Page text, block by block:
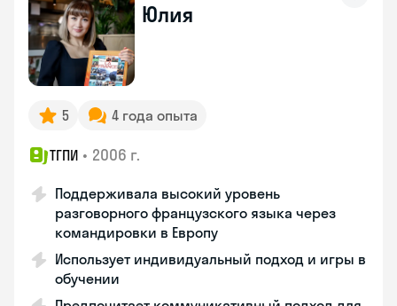
Юлия
5 4 года опыта
ТГПИ • 2006 г.
Поддерживала высокий уровень
разговорного французского языка через
командировки в Европу
Использует индивидуальный подход и игры в
обучении